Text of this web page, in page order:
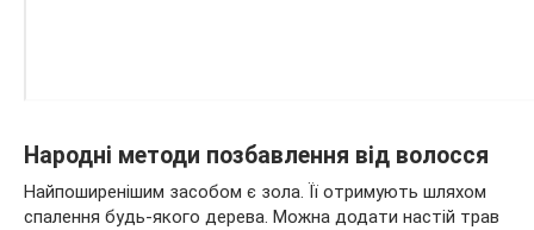
Народні методи позбавлення від волосся
Найпоширенішим засобом є зола. Її отримують шляхом
спалення будь-якого дерева. Можна додати настій трав